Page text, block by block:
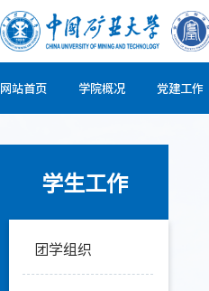
网站首页 学院概况 党建工作
学生工作
团学组织